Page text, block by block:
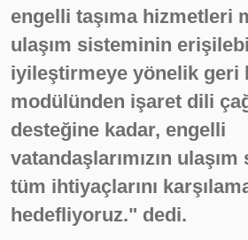
engelli taşıma hizmetleri
ulaşım sisteminin
iyileştirmeye yönelik geri
modülünden işaret dili
desteğine kadar, engelli
vatandaşlarımızın
tüm ihtiyaçlarını
hedefliyoruz." dedi.